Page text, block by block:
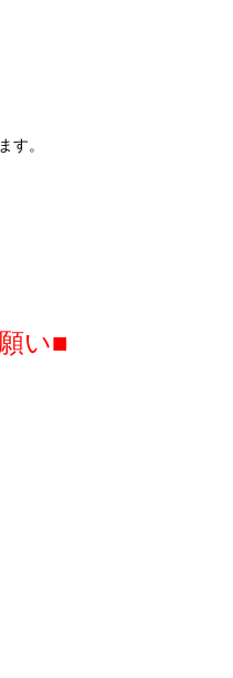
す。
い■